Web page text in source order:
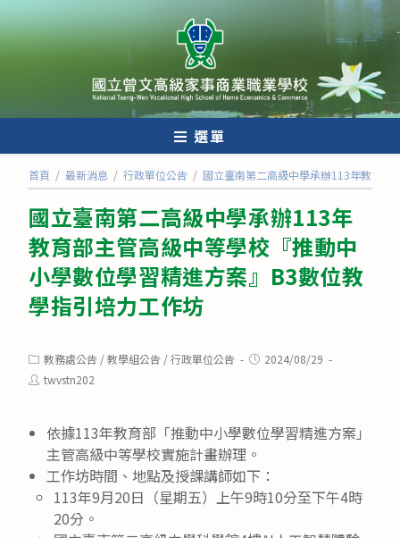
跳
轉
至
內
選單
首頁 / 最新消息 / 行政單位公告 / 國立臺南第二高級中學承辦113年教育部
國立臺南第二高級中學承辦113年
教育部主管高級中等學校『推動中
小學數位學習精進方案』B3數位教
學指引培力工作坊
Post
category:
教務處公告 /教學組公告 /行政單位公告
Post2024/08/29
Posttwvstn202
依據113年教育部「推動中小學數位學習精進方案」
主管高級中等學校實施計畫辦理。
工作坊時間、地點及授課講師如下：
113年9月20日（星期五）上午9時10分至下午4時
20分。